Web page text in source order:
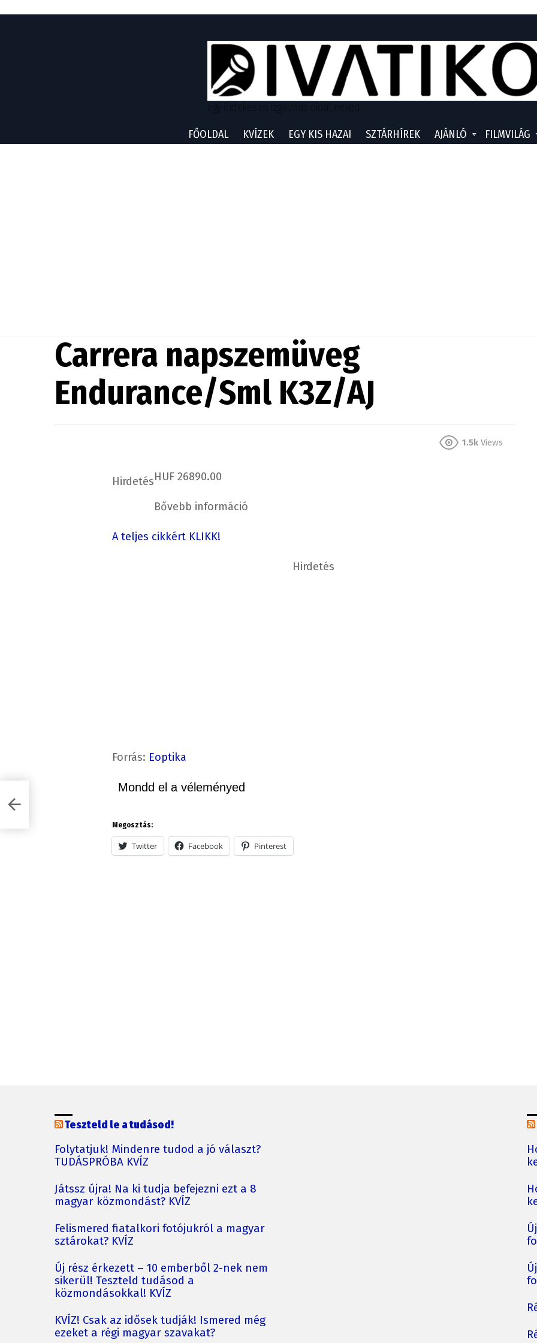
FŐOLDAL KVÍZEK EGY KIS HAZAI SZTÁRHÍREK AJÁNLÓ FILMVILÁG
Carrera napszemüveg
Endurance/Sml K3Z/AJ
1.5k Views
HirdetésHUF 26890.00
Bővebb információ
A teljes cikkért KLIKK!
Hirdetés
Forrás: Eoptika
Mondd el a véleményed
Megosztás:
Twitter Facebook Pinterest
Teszteld le a tudásod!
Folytatjuk! Mindenre tudod a jó választ?
TUDÁSPRÓBA KVÍZ
Játssz újra! Na ki tudja befejezni ezt a 8
magyar közmondást? KVÍZ
Felismered fiatalkori fotójukról a magyar
sztárokat? KVÍZ
Új rész érkezett – 10 emberből 2-nek nem
sikerül! Teszteld tudásod a
közmondásokkal! KVÍZ
KVÍZ! Csak az idősek tudják! Ismered még
ezeket a régi magyar szavakat?